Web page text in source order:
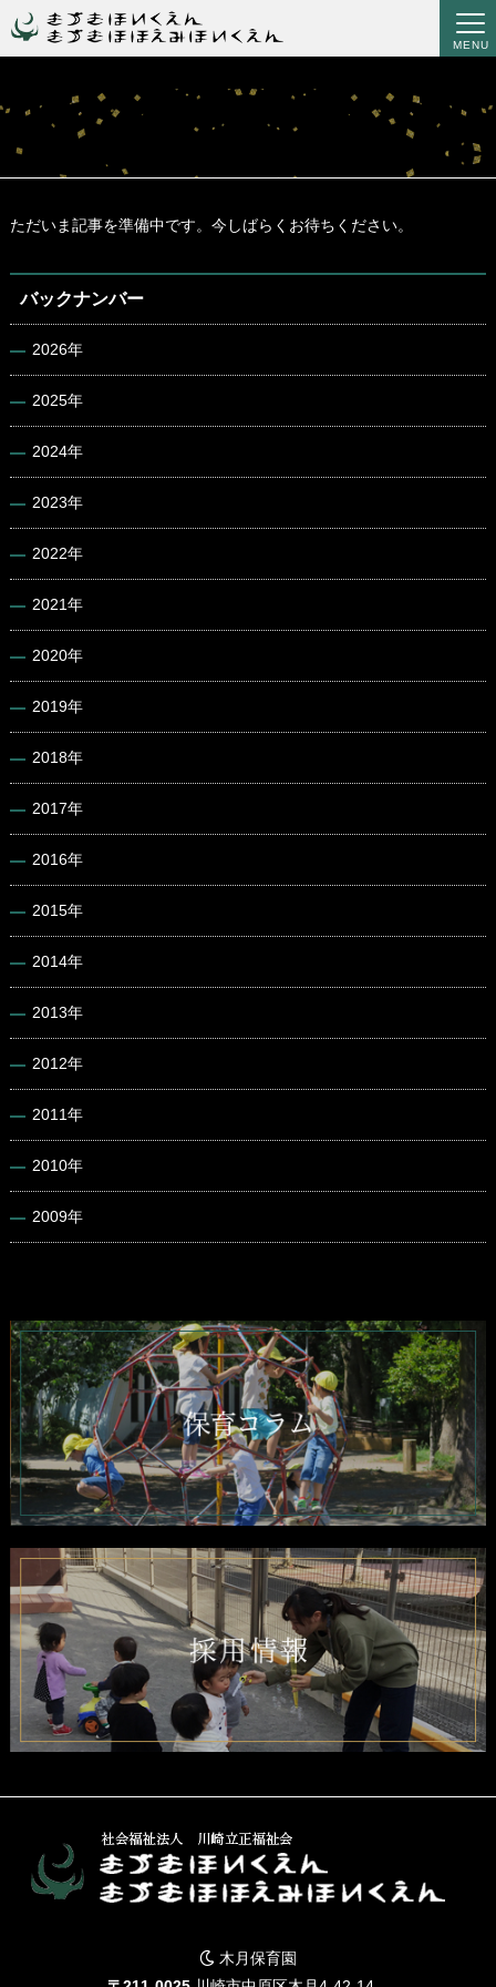
MENU
ただいま記事を準備中です。今しばらくお待ちください。
バックナンバー
2026年
2025年
2024年
2023年
2022年
2021年
2020年
2019年
2018年
2017年
2016年
2015年
2014年
2013年
2012年
2011年
2010年
2009年
木月保育園